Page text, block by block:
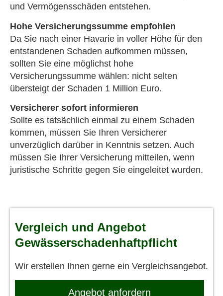
und Vermögensschäden entstehen.
Hohe Versicherungssumme empfohlen
Da Sie nach einer Havarie in voller Höhe für den
entstandenen Schaden aufkommen müssen,
sollten Sie eine möglichst hohe
Versicherungssumme wählen: nicht selten
übersteigt der Schaden 1 Million Euro.
Versicherer sofort informieren
Sollte es tatsächlich einmal zu einem Schaden
kommen, müssen Sie Ihren Versicherer
unverzüglich darüber in Kenntnis setzen. Auch
müssen Sie Ihrer Versicherung mitteilen, wenn
juristische Schritte gegen Sie eingeleitet wurden.
Vergleich und Angebot
Gewässerschadenhaftpflicht
Wir erstellen Ihnen gerne ein Vergleichsangebot.
An­ge­bot an­for­dern